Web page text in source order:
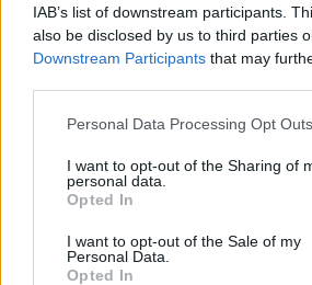
IAB’s list of downstream participants.
also be disclosed by us to third parties
Downstream Participants that may
Personal Data Processing Opt Outs
I want to opt-out of the Sharing of
personal data.
Opted In
I want to opt-out of the Sale of my
Personal Data.
Opted In